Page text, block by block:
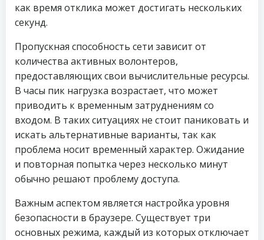
как время отклика может достигать нескольких
секунд.
Пропускная способность сети зависит от
количества активных волонтеров,
предоставляющих свои вычислительные ресурсы.
В часы пик нагрузка возрастает, что может
приводить к временным затруднениям со
входом. В таких ситуациях не стоит паниковать и
искать альтернативные варианты, так как
проблема носит временный характер. Ожидание
и повторная попытка через несколько минут
обычно решают проблему доступа.
Важным аспектом является настройка уровня
безопасности в браузере. Существует три
основных режима, каждый из которых отключает